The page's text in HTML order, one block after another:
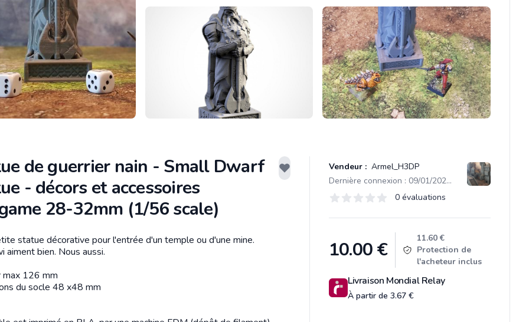
de guerrier nain - Small Dwarf
- décors et accessoires
28-32mm (1/56 scale)
Vendeur : Armel_H3DP
Dernière connexion : 09/01/2025 10:42
Évaluations
0 sur 5 étoiles 0 évaluations
10.00€
11.60 €
Protection de
l'acheteur inclus
Livraison Mondial Relay
À partir de 3.67 €
statue décorative pour l'entrée d'un temple ou d'une mine.
aiment bien. Nous aussi.
max 126 mm
du socle 48 x48 mm